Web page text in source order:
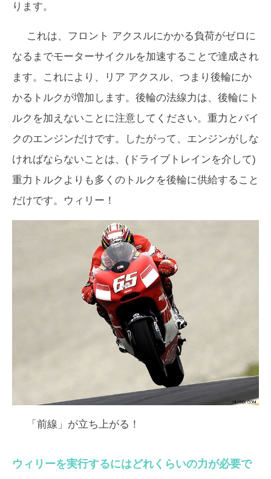
ります。
これは、フロント アクスルにかかる負荷がゼロに
なるまでモーターサイクルを加速することで達成され
ます。これにより、リア アクスル、つまり後輪にか
かるトルクが増加します。後輪の法線力は、後輪にト
ルクを加えないことに注意してください。重力とバイ
クのエンジンだけです。したがって、エンジンがしな
ければならないことは、(ドライブトレインを介して)
重力トルクよりも多くのトルクを後輪に供給すること
だけです。ウィリー！
「前線」が立ち上がる！
ウィリーを実行するにはどれくらいの力が必要で